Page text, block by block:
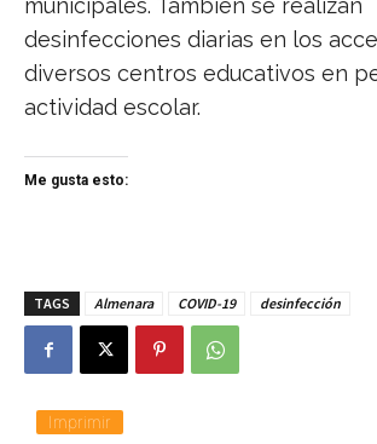
municipales. También se realizan
desinfecciones diarias en los
diversos centros educativos en
actividad escolar.
Me gusta esto:
TAGS Almenara COVID-19 desinfección
Imprimir